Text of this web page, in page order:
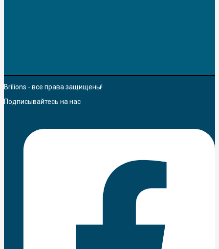
Brilions - все права защищены!
Подписывайтесь на нас